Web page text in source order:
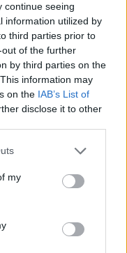
continue seeing
information utilized by
third parties prior to
of the further
by third parties on the
information may
on the IAB’s List of
disclose it to other
my